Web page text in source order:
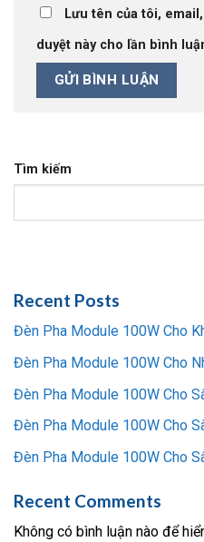
Lưu tên của tôi,
duyệt này cho lần bình
Tìm kiếm
Recent Posts
Đèn Pha Module 100W Cho
Đèn Pha Module 100W Cho
Đèn Pha Module 100W Cho
Đèn Pha Module 100W Cho
Đèn Pha Module 100W Cho
Recent Comments
Không có bình luận nào để